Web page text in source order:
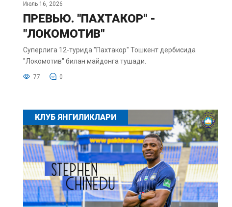
Июль 16, 2026
ПРЕВЬЮ. "ПАХТАКОР" -
"ЛОКОМОТИВ"
Суперлига 12-турида "Пахтакор" Тошкент дербисида
"Локомотив" билан майдонга тушади.
77 0
КЛУБ ЯНГИЛИКЛАРИ